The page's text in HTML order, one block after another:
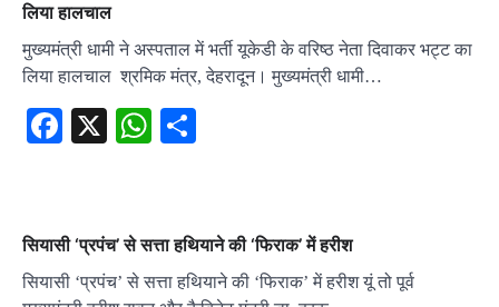
लिया हालचाल
मुख्यमंत्री धामी ने अस्पताल में भर्ती यूकेडी के वरिष्ठ नेता दिवाकर भट्ट का
लिया हालचाल श्रमिक मंत्र, देहरादून। मुख्यमंत्री धामी…
Facebook
X WhatsApp
सियासी ‘प्रपंच’ से सत्ता हथियाने की ‘फिराक’ में हरीश
सियासी ‘प्रपंच’ से सत्ता हथियाने की ‘फिराक’ में हरीश यूं तो पूर्व